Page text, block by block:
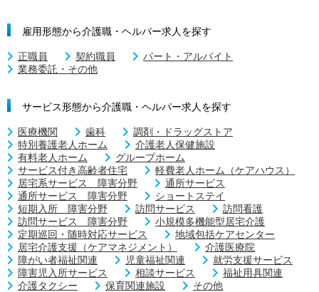
雇用形態から介護職・ヘルパー求人を探す
正職員 契約職員
パート・アルバイト
業務委託・その他
サービス形態から介護職・ヘルパー求人を探す
医療機関 歯科
調剤・ドラッグストア
特別養護老人ホーム
介護老人保健施設
有料老人ホーム
グループホーム
サービス付き高齢者住宅
軽費老人ホーム（ケアハウス）
居宅系サービス 障害分野
通所サービス
通所サービス 障害分野
ショートステイ
短期入所 障害分野
訪問サービス
訪問看護
訪問サービス 障害分野
小規模多機能型居宅介護
定期巡回・随時対応サービス
地域包括ケアセンター
居宅介護支援（ケアマネジメント）
介護医療院
障がい者福祉関連
児童福祉関連
就労支援サービス
障害児入所サービス
相談サービス
福祉用具関連
介護タクシー
保育関連施設 その他